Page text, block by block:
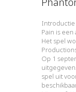
Introductie
Pain is
Het spel
Op 1
spel uit